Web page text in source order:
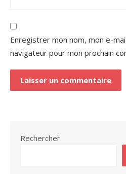
Enregistrer mon nom, mon e-
navigateur pour mon prochain
Rechercher